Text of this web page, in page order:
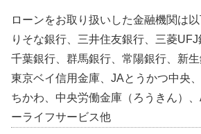
ローンをお取り扱いした金融機関は以
りそな銀行、三井住友銀行、三菱UFJ
千葉銀行、群馬銀行、常陽銀行、新生
東京ベイ信用金庫、JAとうかつ中央
ちかわ、中央労働金庫（ろうきん）
ーライフサービス他